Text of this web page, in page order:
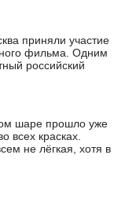
приняли участие
фильма. Одним
российский
шаре прошло уже
всех красках.
не лёгкая, хотя в